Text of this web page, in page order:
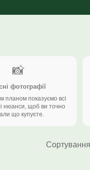
📸
фотографії
планом показуємо всі
нюанси, щоб ви точно
що купуєте.